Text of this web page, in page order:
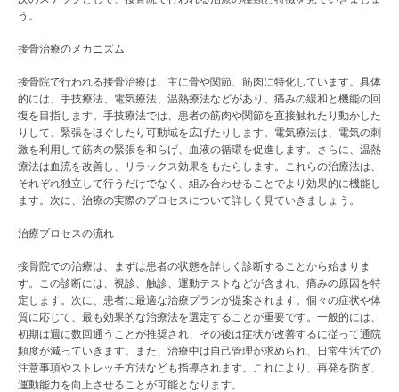
う。
接骨治療のメカニズム
接骨院で行われる接骨治療は、主に骨や関節、筋肉に特化しています。具体
的には、手技療法、電気療法、温熱療法などがあり、痛みの緩和と機能の回
復を目指します。手技療法では、患者の筋肉や関節を直接触れたり動かした
りして、緊張をほぐしたり可動域を広げたりします。電気療法は、電気の刺
激を利用して筋肉の緊張を和らげ、血液の循環を促進します。さらに、温熱
療法は血流を改善し、リラックス効果をもたらします。これらの治療法は、
それぞれ独立して行うだけでなく、組み合わせることでより効果的に機能し
ます。次に、治療の実際のプロセスについて詳しく見ていきましょう。
治療プロセスの流れ
接骨院での治療は、まずは患者の状態を詳しく診断することから始まりま
す。この診断には、視診、触診、運動テストなどが含まれ、痛みの原因を特
定します。次に、患者に最適な治療プランが提案されます。個々の症状や体
質に応じて、最も効果的な治療法を選定することが重要です。一般的には、
初期は週に数回通うことが推奨され、その後は症状が改善するに従って通院
頻度が減っていきます。また、治療中は自己管理が求められ、日常生活での
注意事項やストレッチ方法なども指導されます。これにより、再発を防ぎ、
運動能力を向上させることが可能となります。